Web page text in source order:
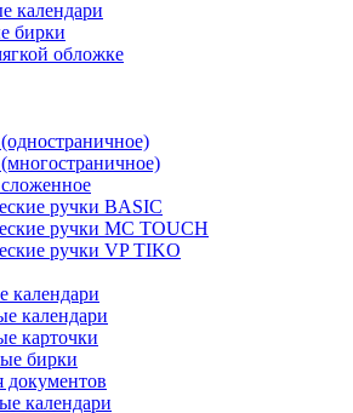
календари
бирки
обложке
ручки BASIC
ручки MC TOUCH
ручки VP TIKO
календари
календари
карточки
бирки
документов
календари